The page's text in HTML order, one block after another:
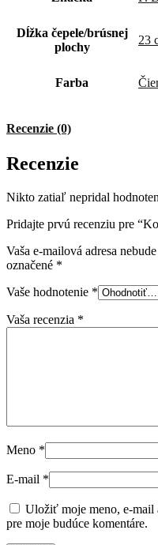
Dĺžka čepele/brúsnej
plochy
23
Farba
Recenzie (0)
Recenzie
Nikto zatiaľ nepridal
Pridajte prvú recenziu pre
Vaša e-mailová adresa
označené *
Vaše hodnotenie *
Vaša recenzia *
Meno *
E-mail *
Uložiť moje meno, e-mail
pre moje budúce komentáre.